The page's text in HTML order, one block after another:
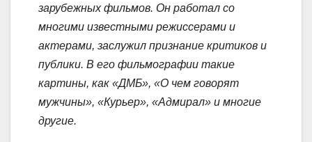
зарубежных фильмов. Он работал со
многими известными режиссерами и
актерами, заслужил признание критиков и
публики. В его фильмографии такие
картины, как «ДМБ», «О чем говорят
мужчины», «Курьер», «Адмирал» и многие
другие.